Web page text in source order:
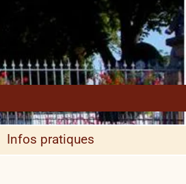
Infos pratiques